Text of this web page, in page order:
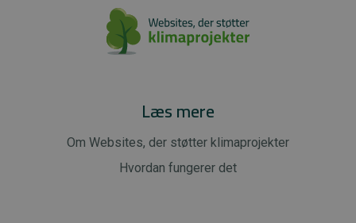
Læs mere
Om Websites, der støtter klimaprojekter
Hvordan fungerer det